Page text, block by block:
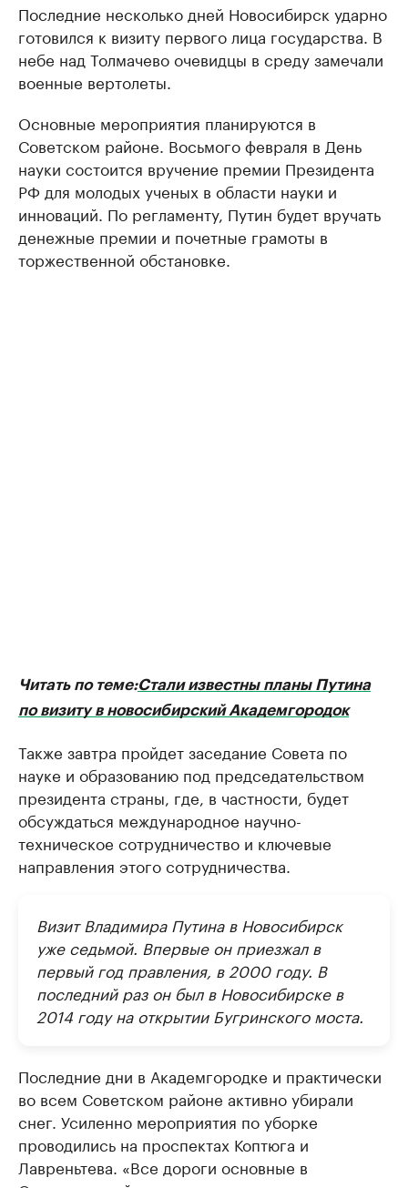
Последние несколько дней Новосибирск ударно
готовился к визиту первого лица государства. В
небе над Толмачево очевидцы в среду замечали
военные вертолеты.
Основные мероприятия планируются в
Советском районе. Восьмого февраля в День
науки состоится вручение премии Президента
РФ для молодых ученых в области науки и
инноваций. По регламенту, Путин будет вручать
денежные премии и почетные грамоты в
торжественной обстановке.
Читать по теме:Стали известны планы Путина
по визиту в новосибирский Академгородок
Также завтра пройдет заседание Совета по
науке и образованию под председательством
президента страны, где, в частности, будет
обсуждаться международное научно-
техническое сотрудничество и ключевые
направления этого сотрудничества.
Визит Владимира Путина в Новосибирск
уже седьмой. Впервые он приезжал в
первый год правления, в 2000 году. В
последний раз он был в Новосибирске в
2014 году на открытии Бугринского моста.
Последние дни в Академгородке и практически
во всем Советском районе активно убирали
снег. Усиленно мероприятия по уборке
проводились на проспектах Коптюга и
Лавреньтева. «Все дороги основные в